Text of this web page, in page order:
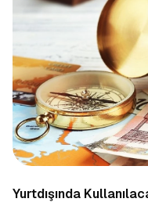
Yurtdışında